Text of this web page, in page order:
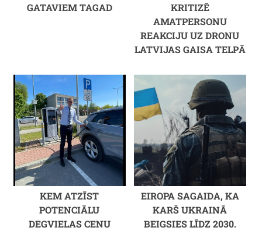
GATAVIEM TAGAD
KRITIZĒ
AMATPERSONU
REAKCIJU UZ DRONU
LATVIJAS GAISA TELPĀ
KEM ATZĪST
POTENCIĀLU
DEGVIELAS CENU
EIROPA SAGAIDA, KA
KARŠ UKRAINĀ
BEIGSIES LĪDZ 2030.